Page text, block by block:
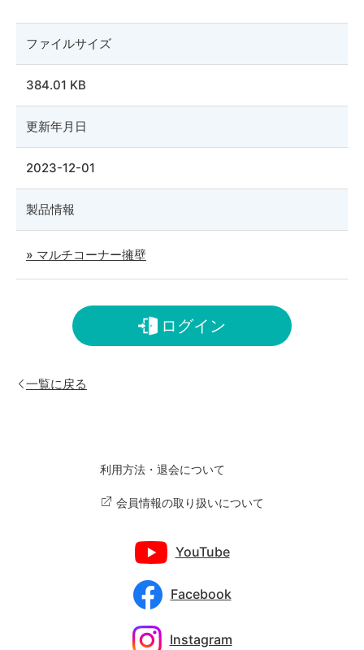
ファイルサイズ
384.01 KB
更新年月日
2023-12-01
製品情報
» マルチコーナー擁壁
ログイン
一覧に戻る
利用方法・退会について
会員情報の取り扱いについて
YouTube
Facebook
Instagram